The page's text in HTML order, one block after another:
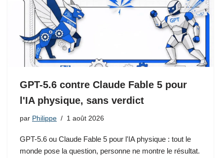
GPT-5.6 contre Claude Fable 5 pour
l'IA physique, sans verdict
par Philippe 1 août 2026
GPT-5.6 ou Claude Fable 5 pour l'IA physique : tout le
monde pose la question, personne ne montre le résultat.